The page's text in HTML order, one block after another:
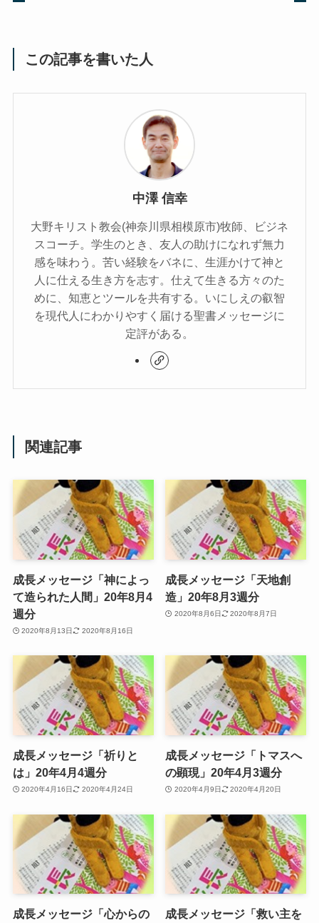
この記事を書いた人
中澤 信幸
大野キリスト教会(神奈川県相模原市)牧師、ビジネ
スコーチ。学生のとき、友人の助けになれず無力
感を味わう。苦い経験をバネに、生涯かけて神と
人に仕える生き方を志す。仕えて生きる方々のた
めに、知恵とツールを共有する。いにしえの叡智
を現代人にわかりやすく届ける聖書メッセージに
定評がある。
関連記事
成長メッセージ「神によっ
て造られた人間」20年8月4
週分
2020年8月13日 2020年8月16日
成長メッセージ「天地創
造」20年8月3週分
2020年8月6日 2020年8月7日
成長メッセージ「祈りと
は」20年4月4週分
2020年4月16日 2020年4月24日
成長メッセージ「トマスへ
の顕現」20年4月3週分
2020年4月9日 2020年4月20日
成長メッセージ「心からの
成長メッセージ「救い主を